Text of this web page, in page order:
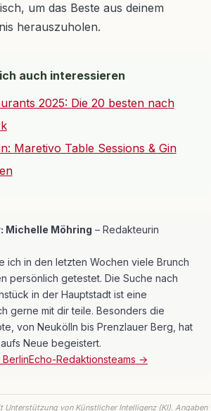
um das Beste aus deinem
herauszuholen.
auch interessieren
2025: Die 20 besten nach
Maretivo Table Sessions & Gin
Michelle Möhring – Redakteurin
ich in den letzten Wochen viele Brunch
persönlich getestet. Die Suche nach
in der Hauptstadt ist eine
gerne mit dir teile. Besonders die
von Neukölln bis Prenzlauer Berg, hat
Neue begeistert.
Redaktionsteams →
Unterstützung von Künstlicher Intelligenz (KI). Angaben